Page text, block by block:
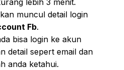
lebih 3 menit.
muncul detail login
Fb.
bisa login ke akun
detail sepert email dan
anda ketahui.